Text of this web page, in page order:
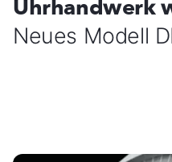
Uhrhandwerk
Neues Modell